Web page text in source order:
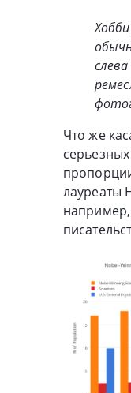
Что же
лауреаты